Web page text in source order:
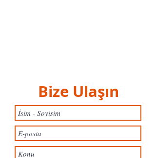
Bize Ulaşın